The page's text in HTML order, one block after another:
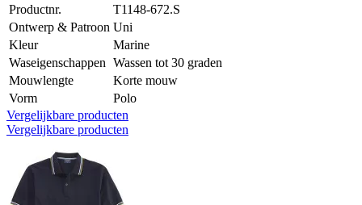
Productnr.
T1148-672.S
Ontwerp & Patroon Uni
Kleur
Marine
Waseigenschappen Wassen tot 30 graden
Mouwlengte
Korte mouw
Vorm
Polo
Vergelijkbare producten
Vergelijkbare producten